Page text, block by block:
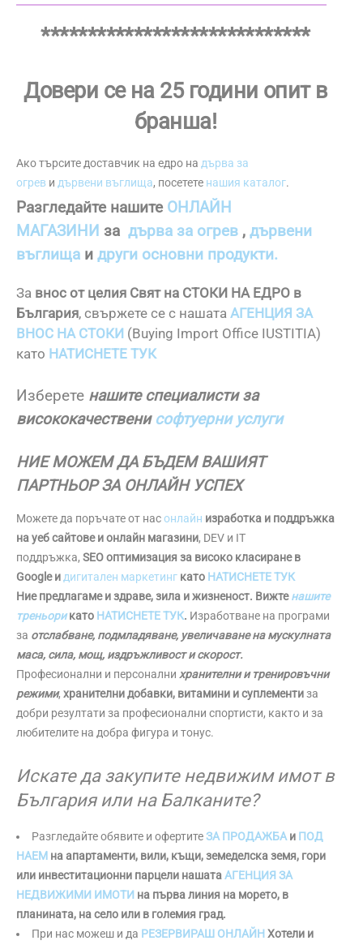
*****************************
Довери се на 25 години опит в
бранша!
Ако търсите доставчик на едро на дърва за
огрев и дървени въглища, посетете нашия каталог.
Разгледайте нашите ОНЛАЙН
МАГАЗИНИ за дърва за огрев , дървени
въглища и други основни продукти.
За внос от целия Свят на СТОКИ НА ЕДРО в
България, свържете се с нашата АГЕНЦИЯ ЗА
ВНОС НА СТОКИ (Buying Import Office IUSTITIA)
като НАТИСНЕТЕ ТУК
Изберете нашите специалисти за
висококачествени софтуерни услуги
НИЕ МОЖЕМ ДА БЪДЕМ ВАШИЯТ
ПАРТНЬОР ЗА ОНЛАЙН УСПЕХ
Можете да поръчате от насонлайн изработка и поддръжка
на уеб сайтове и онлайн магазини, DEV и IT
поддръжка, SEO оптимизация за високо класиране в
Google идигитален маркетинг като НАТИСНЕТЕ ТУК
Ние предлагаме и здраве, зила и жизненост. Вижтенашите
треньорикато НАТИСНЕТЕ ТУК. Изработване на програми
за отслабване, подмладяване, увеличаване на мускулната
маса, сила, мощ, издръжливост и скорост.
Професионални и персонални хранителни и тренировъчни
режими, хранителни добавки, витамини и суплементиза
добри резултати за професионални спортисти, както и за
любителите на добра фигура и тонус.
Искате да закупите недвижим имот в
България или на Балканите?
Разгледайте обявите и офертитеЗА ПРОДАЖБАи ПОД
НАЕМ на апартаменти, вили, къщи, земеделска земя, гори
или инвеститационни парцели нашатаАГЕНЦИЯ ЗА
НЕДВИЖИМИ ИМОТИ на първа линия на морето, в
планината, на село или в големия град.
При нас можеш и да РЕЗЕРВИРАШ ОНЛАЙН Хотели и